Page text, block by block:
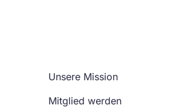
Unsere Mission
Mitglied werden